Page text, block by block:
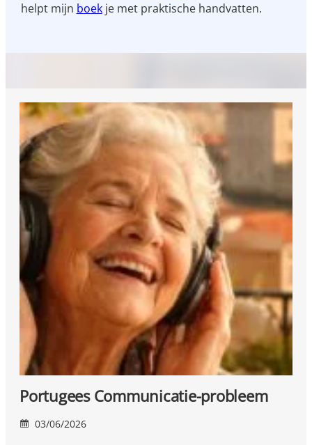
helpt mijn boekje met praktische handvatten.
Portugees Communicatie-probleem
03/06/2026